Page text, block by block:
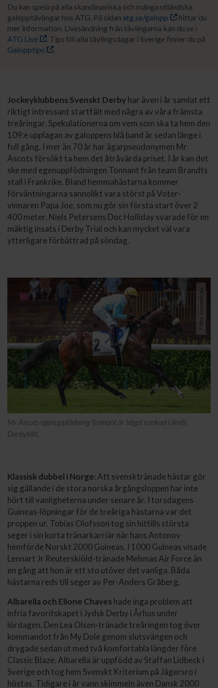
Du kan spela på alla skandinaviska och många utländska
galopptävlingar hos ATG. På sidan atg.se/galopp
hittar du
mer information. Livesändning från tävlingarna kan du se i
ATG Live
. Tips till alla tävlingsdagar i Sverige finner du på
Galopptips
Jockeyklubbens Svenskt Derbyhar även i år samlat ett
riktigt intressant startfält med några av våra främsta
treåringar. Spekulationerna om vem som ska ta hem den
109:e upplagan av galoppens blå band är sedan länge i
full gång. I mer än 70 år har ägarpseudonymen Mr
Ascots försökt ta hem det åtråvärda priset. I år kan det
ske med egenuppfödningen Tonnant från team Brandts
stall i Frankrike. Bland hemmahästarna kommer
förväntningarna sannolikt vara störst på Voter-
vinnaren Papa Joe, som nu gör sin första start över 2
400 meter. Niels Petersens Doc Holliday svarade för en
mäktig insats i Derby Trial och kan mycket väl vara
ytterligare förbättrad på söndag.
Foto: Scoopdyga
Mr Ascots egenuppfödning Tonnant är högst rankad i årets
Derbyfält.
Klassisk dubbel i Norge: Att svensktränade hästar gör
sig gällande i de stora norska årgångsloppen har inte
hört till vanligheterna under senare år. I torsdagens
Guineas-löpningar för de treåriga hästarna var det
proppen ur. Tobias Olofsson tog sin hittills största
seger i sin korta tränarkarriär när hans Antonov
hemförde Norskt 2000 Guineas. I 1000 Guineas visade
Lennart Jr Reuterskiöld-tränade Mehmas Air Force än
en gång att hon är ett sto utöver det vanliga. Båda
hästarna reds till seger av Per-Anders Gråberg.
Albarella och Elione Chaves hade inga problem att
infria favoritskapet i Jydsk Derby i Århus under
lördagen. Den Lea Olsen-tränade treåringen tog över
kommandot från My Dole genom slutsvängen och
drygade sedan ut med två komfortabla längder före
Classic Blaze. Albarella är uppfödd av Staffan Lidbeck i
Sverige och tog hem Svenskt Kriterium på Jägersro i
höstas. Tidigare i år vann skimmeln även Dansk 2000